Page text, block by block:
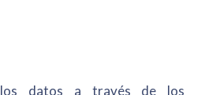
datos a través de los